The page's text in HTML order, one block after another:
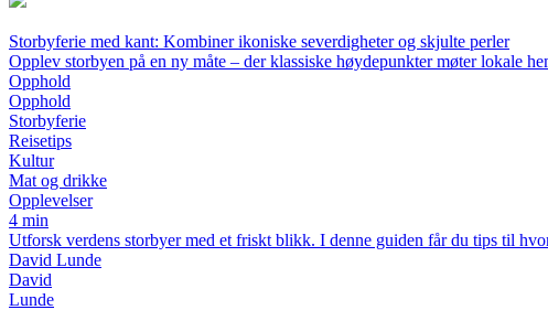
Storbyferie med kant: Kombiner ikoniske severdigheter og skjulte perler
Opplev storbyen på en ny måte – der klassiske høydepunkter møter lokale
Opphold
Opphold
Storbyferie
Reisetips
Kultur
Mat og drikke
Opplevelser
4 min
Utforsk verdens storbyer med et friskt blikk. I denne guiden får du tips til
David Lunde
David
Lunde